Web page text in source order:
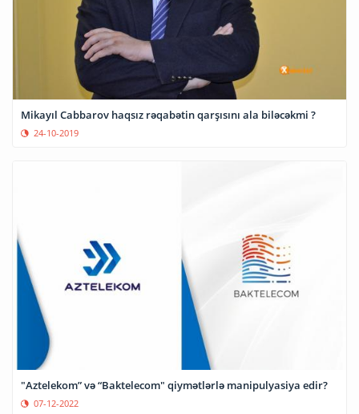
Mikayıl Cabbarov haqsız rəqabətin qarşısını ala biləcəkmi ?
24-10-2019
"Aztelekom” və “Baktelecom" qiymətlərlə manipulyasiya edir?
07-12-2022